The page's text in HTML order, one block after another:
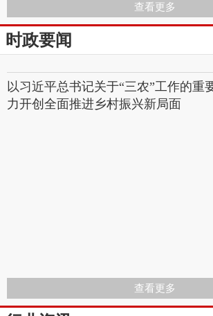
查看更多
时政要闻
以习近平总书记关于“三农”工作的重
力开创全面推进乡村振兴新局面
查看更多